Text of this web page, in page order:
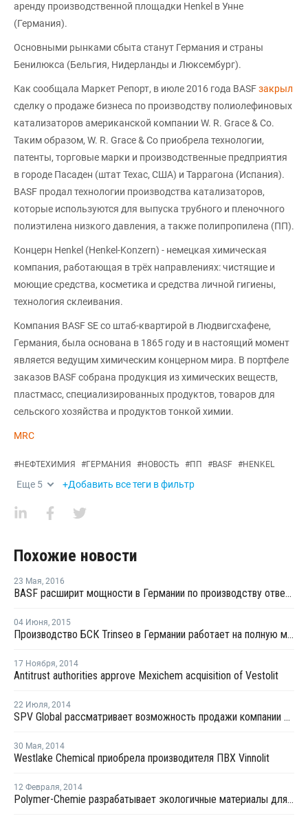
аренду производственной площадки Henkel в Унне
(Германия).
Основными рынками сбыта станут Германия и страны
Бенилюкса (Бельгия, Нидерланды и Люксембург).
Как сообщала Маркет Репорт, в июле 2016 года ВАSFзакрыл
сделку о продаже бизнеса по производству полиолефиновых
катализаторов американской компании W. R. Grace & Co.
Таким образом, W. R. Grace & Co приобрела технологии,
патенты, торговые марки и производственные предприятия
в городе Пасаден (штат Техас, США) и Таррагона (Испания).
BASF продал технологии производства катализаторов,
которые используются для выпуска трубного и пленочного
полиэтилена низкого давления, а также полипропилена (ПП).
Концерн Henkel (Henkel-Konzern) - немецкая химическая
компания, работающая в трёх направлениях: чистящие и
моющие средства, косметика и средства личной гигиены,
технология склеивания.
Компания BASF SE со штаб-квартирой в Людвигсхафене,
Германия, была основана в 1865 году и в настоящий момент
является ведущим химическим концерном мира. В портфеле
заказов BASF собрана продукция из химических веществ,
пластмасс, специализированных продуктов, товаров для
сельского хозяйства и продуктов тонкой химии.
MRC
#НЕФТЕХИМИЯ #ГЕРМАНИЯ #НОВОСТЬ #ПП #BASF #HENKEL
Еще 5 +Добавить все теги в фильтр
Похожие новости
23 Мая, 2016
BASF расширит мощности в Германии по производству отвердителей для полиуретановых покрытий
04 Июня, 2015
Производство БСК Trinseo в Германии работает на полную мощность после профилактики
17 Ноября, 2014
Antitrust authorities approve Mexichem acquisition of Vestolit
22 Июля, 2014
SPV Global рассматривает возможность продажи компании Vestolit
30 Мая, 2014
Westlake Chemical приобрела производителя ПВХ Vinnolit
12 Февраля, 2014
Polymer-Chemie разрабатывает экологичные материалы для рынков стран СНГ